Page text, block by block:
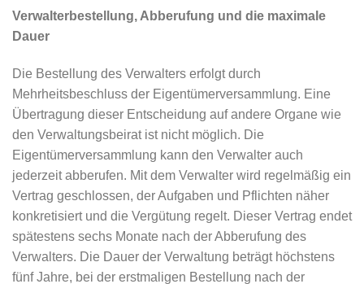
Verwalterbestellung, Abberufung und die maximale
Dauer
Die Bestellung des Verwalters erfolgt durch
Mehrheitsbeschluss der Eigentümerversammlung. Eine
Übertragung dieser Entscheidung auf andere Organe wie
den Verwaltungsbeirat ist nicht möglich. Die
Eigentümerversammlung kann den Verwalter auch
jederzeit abberufen. Mit dem Verwalter wird regelmäßig ein
Vertrag geschlossen, der Aufgaben und Pflichten näher
konkretisiert und die Vergütung regelt. Dieser Vertrag endet
spätestens sechs Monate nach der Abberufung des
Verwalters. Die Dauer der Verwaltung beträgt höchstens
fünf Jahre, bei der erstmaligen Bestellung nach der